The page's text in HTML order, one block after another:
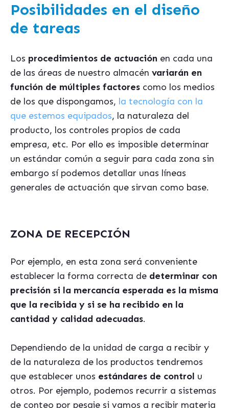
Posibilidades en el diseño
de tareas
Los procedimientos de actuación en cada una
de las áreas de nuestro almacén variarán en
función de múltiples factores como los medios
de los que dispongamos, la tecnología con la
que estemos equipados, la naturaleza del
producto, los controles propios de cada
empresa, etc. Por ello es imposible determinar
un estándar común a seguir para cada zona sin
embargo sí podemos detallar unas líneas
generales de actuación que sirvan como base.
ZONA DE RECEPCIÓN
Por ejemplo, en esta zona será conveniente
establecer la forma correcta de determinar con
precisión si la mercancía esperada es la misma
que la recibida y si se ha recibido en la
cantidad y calidad adecuadas.
Dependiendo de la unidad de carga a recibir y
de la naturaleza de los productos tendremos
que establecer unos estándares de control u
otros. Por ejemplo, podemos recurrir a sistemas
de conteo por pesaje si vamos a recibir materia